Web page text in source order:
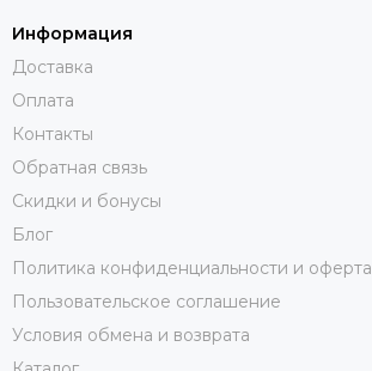
Информация
Доставка
Оплата
Контакты
Обратная связь
Скидки и бонусы
Блог
Политика конфиденциальности и оферта
Пользовательское соглашение
Условия обмена и возврата